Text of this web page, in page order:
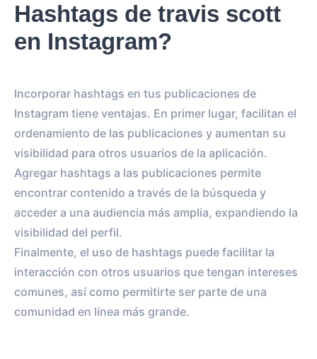
Hashtags de travis scott
en Instagram?
Incorporar hashtags en tus publicaciones de
Instagram tiene ventajas. En primer lugar, facilitan el
ordenamiento de las publicaciones y aumentan su
visibilidad para otros usuarios de la aplicación.
Agregar hashtags a las publicaciones permite
encontrar contenido a través de la búsqueda y
acceder a una audiencia más amplia, expandiendo la
visibilidad del perfil.
Finalmente, el uso de hashtags puede facilitar la
interacción con otros usuarios que tengan intereses
comunes, así como permitirte ser parte de una
comunidad en línea más grande.